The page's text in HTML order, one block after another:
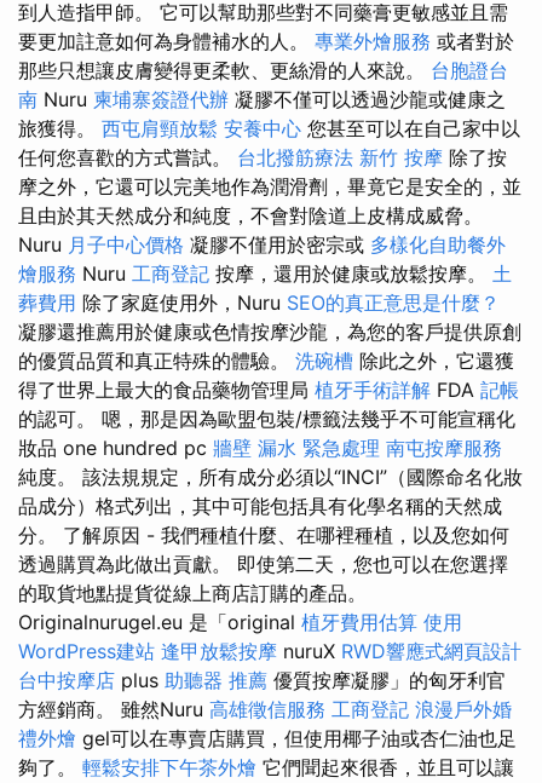
到人造指甲師。 它可以幫助那些對不同藥膏更敏感並且需
要更加註意如何為身體補水的人。 專業外燴服務 或者對於
那些只想讓皮膚變得更柔軟、更絲滑的人來說。 台胞證台
南 Nuru 柬埔寨簽證代辦 凝膠不僅可以透過沙龍或健康之
旅獲得。 西屯肩頸放鬆 安養中心 您甚至可以在自己家中以
任何您喜歡的方式嘗試。 台北撥筋療法 新竹 按摩 除了按
摩之外，它還可以完美地作為潤滑劑，畢竟它是安全的，並
且由於其天然成分和純度，不會對陰道上皮構成威脅。
Nuru 月子中心價格 凝膠不僅用於密宗或 多樣化自助餐外
燴服務 Nuru 工商登記 按摩，還用於健康或放鬆按摩。 土
葬費用 除了家庭使用外，Nuru SEO的真正意思是什麼？
凝膠還推薦用於健康或色情按摩沙龍，為您的客戶提供原創
的優質品質和真正特殊的體驗。 洗碗槽 除此之外，它還獲
得了世界上最大的食品藥物管理局 植牙手術詳解 FDA 記帳
的認可。 嗯，那是因為歐盟包裝/標籤法幾乎不可能宣稱化
妝品 one hundred pc 牆壁 漏水 緊急處理 南屯按摩服務
純度。 該法規規定，所有成分必須以“INCI”（國際命名化妝
品成分）格式列出，其中可能包括具有化學名稱的天然成
分。 了解原因 - 我們種植什麼、在哪裡種植，以及您如何
透過購買為此做出貢獻。 即使第二天，您也可以在您選擇
的取貨地點提貨從線上商店訂購的產品。
Originalnurugel.eu 是「original 植牙費用估算 使用
WordPress建站 逢甲放鬆按摩 nuruX RWD響應式網頁設計
台中按摩店 plus 助聽器 推薦 優質按摩凝膠」的匈牙利官
方經銷商。 雖然Nuru 高雄徵信服務 工商登記 浪漫戶外婚
禮外燴 gel可以在專賣店購買，但使用椰子油或杏仁油也足
夠了。 輕鬆安排下午茶外燴 它們聞起來很香，並且可以讓